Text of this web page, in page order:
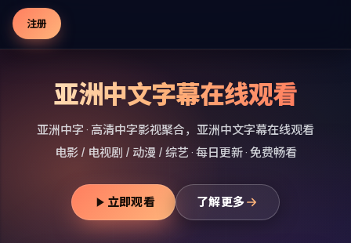
注册
亚洲中文字幕在线观看
亚洲中字· 高清中字影视聚合， 亚洲中文字幕在线观看
电影 / 电视剧 / 动漫 / 综艺 · 每日更新 · 免费畅看
立即观看 了解更多